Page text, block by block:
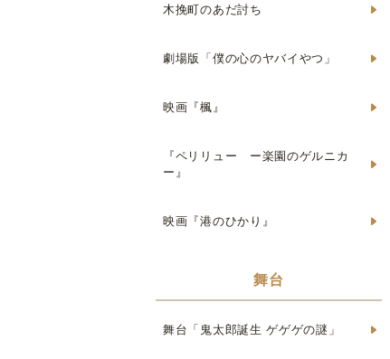
木挽町のあだ討ち
劇場版「僕の心のヤバイやつ」
映画『楓』
『ペリリュー ー楽園のゲルニカ
ー』
映画『港のひかり』
舞台
舞台「鬼太郎誕生 ゲゲゲの謎」